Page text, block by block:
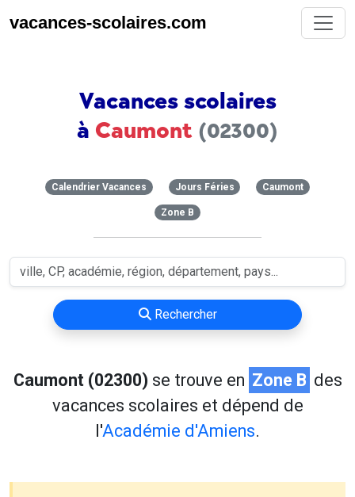
vacances-scolaires.com
Vacances scolaires
à Caumont (02300)
Calendrier Vacances Jours Féries Caumont
Zone B
Rechercher
Caumont (02300) se trouve en Zone B des
vacances scolaires et dépend de
l'Académie d'Amiens.